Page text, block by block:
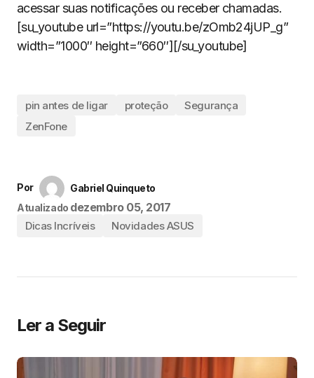
acessar suas notificações ou receber chamadas.
[su_youtube url=”https://youtu.be/zOmb24jUP_g”
width=”1000″ height=”660″][/su_youtube]
pin antes de ligar proteção
Segurança
ZenFone
Por
Gabriel Quinqueto
Atualizado dezembro 05, 2017
Dicas Incríveis Novidades ASUS
Ler a Seguir